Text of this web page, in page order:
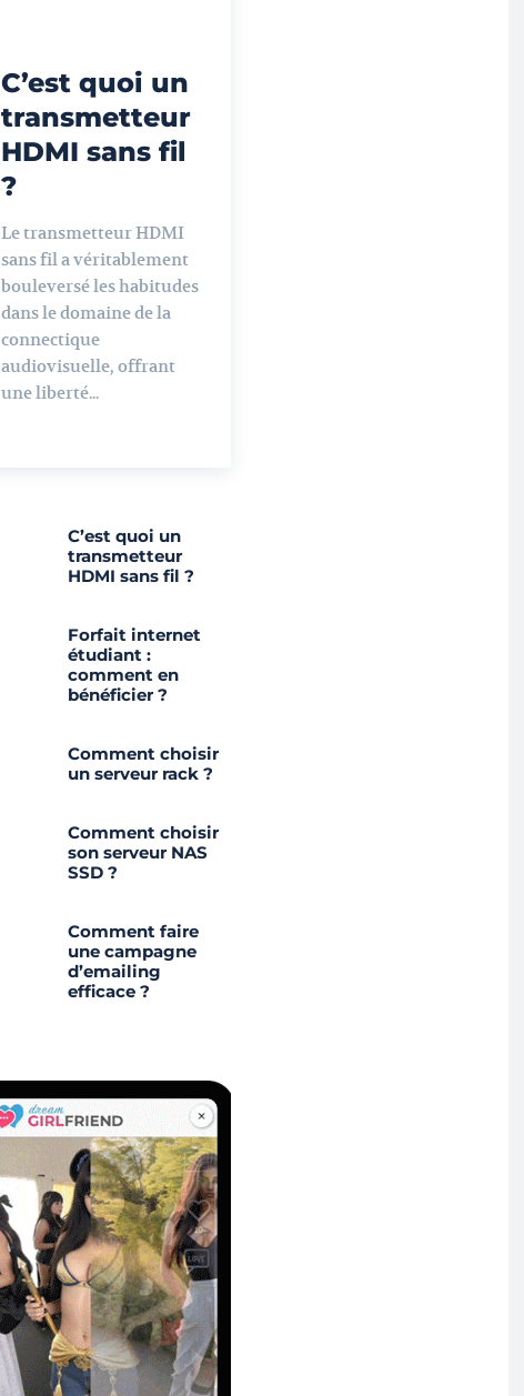
C’est quoi un
transmetteur
HDMI sans fil
?
Le transmetteur HDMI
sans fil a véritablement
bouleversé les habitudes
dans le domaine de la
connectique
audiovisuelle, offrant
une liberté...
C’est quoi un
transmetteur
HDMI sans fil ?
Forfait internet
étudiant :
comment en
bénéficier ?
Comment choisir
un serveur rack ?
Comment choisir
son serveur NAS
SSD ?
Comment faire
une campagne
d’emailing
efficace ?